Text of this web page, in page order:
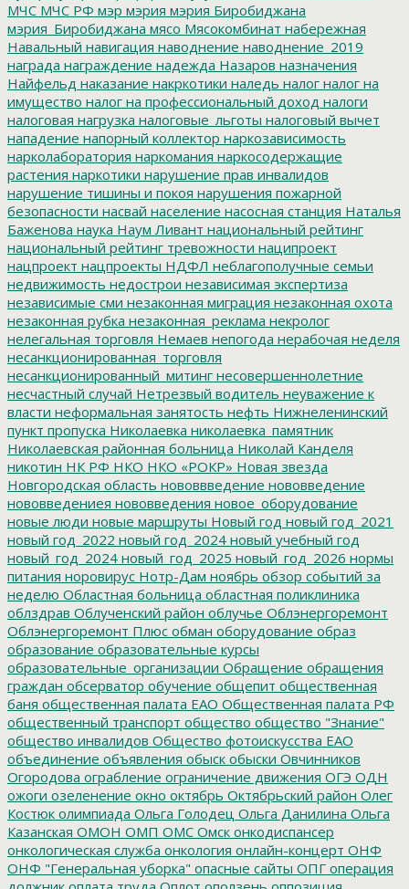
МЧС МЧС РФ мэр мэрия мэрия Биробиджана
мэрия_Биробиджана мясо Мясокомбинат набережная
Навальный навигация наводнение наводнение_2019
награда награждение надежда Назаров назначения
Найфельд наказание накркотики наледь налог налог на
имущество налог на профессиональный доход налоги
налоговая нагрузка налоговые_льготы налоговый вычет
нападение напорный коллектор наркозависимость
нарколаборатория наркомания наркосодержащие
растения наркотики нарушение прав инвалидов
нарушение тишины и покоя нарушения пожарной
безопасности насвай население насосная станция Наталья
Баженова наука Наум Ливант национальный рейтинг
национальный рейтинг тревожности наципроект
нацпроект нацпроекты НДФЛ неблагополучные семьи
недвижимость недострои независимая экспертиза
независимые сми незаконная миграция незаконная охота
незаконная рубка незаконная_реклама некролог
нелегальная торговля Немаев непогода нерабочая неделя
несанкционированная_торговля
несанкционированный_митинг несовершеннолетние
несчастный случай Нетрезвый водитель неуважение к
власти неформальная занятость нефть Нижнеленинский
пункт пропуска Николаевка николаевка_памятник
Николаевская районная больница Николай Канделя
никотин НК РФ НКО НКО «РОКР» Новая звезда
Новгородская область нововвведение нововведение
нововведениея нововведения новое_оборудование
новые люди новые маршруты Новый год новый год_2021
новый год_2022 новый год_2024 новый учебный год
новый_год_2024 новый_год_2025 новый_год_2026 нормы
питания норовирус Нотр-Дам ноябрь обзор событий за
неделю Областная больница областная поликлиника
облздрав Облученский район облучье Облэнергоремонт
Облэнергоремонт Плюс обман оборудование образ
образование образовательные курсы
образовательные_организации Обращение обращения
граждан обсерватор обучение общепит общественная
баня общественная палата ЕАО Общественная палата РФ
общественный транспорт общество общество "Знание"
общество инвалидов Общество фотоискусства ЕАО
объединение объявления обыск обыски Овчинников
Огородова ограбление ограничение движения ОГЭ ОДН
ожоги озеленение окно октябрь Октябрьский район Олег
Костюк олимпиада Ольга Голодец Ольга Данилина Ольга
Казанская ОМОН ОМП ОМС Омск онкодиспансер
онкологическая служба онкология онлайн-концерт ОНФ
ОНФ "Генеральная уборка" опасные сайты ОПГ операция